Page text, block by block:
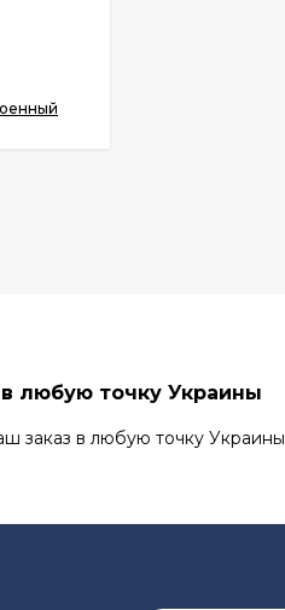
любую точку Украины
заказ в любую точку Украины